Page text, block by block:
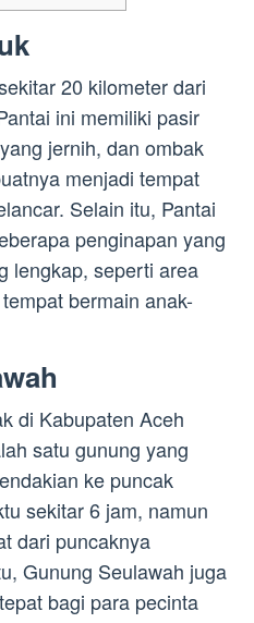
20 kilometer dari
ini memiliki pasir
jernih, dan ombak
menjadi tempat
Selain itu, Pantai
penginapan yang
lengkap, seperti area
bermain anak-
di Kabupaten Aceh
satu gunung yang
ke puncak
sekitar 6 jam, namun
dari puncaknya
Gunung Seulawah juga
bagi para pecinta